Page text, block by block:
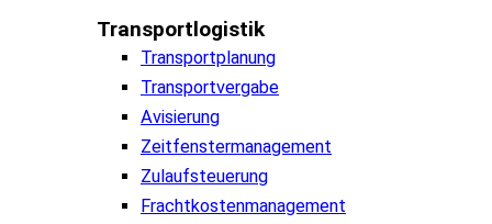
Transportlogistik
Transportplanung
Transportvergabe
Avisierung
Zeitfenstermanagement
Zulaufsteuerung
Frachtkostenmanagement